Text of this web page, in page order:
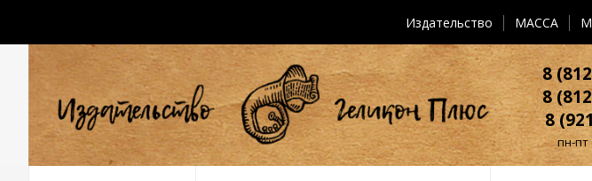
Издательство MACCA
8
8
8
пн-пт